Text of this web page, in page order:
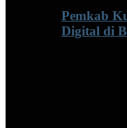
Pemkab
Digital di